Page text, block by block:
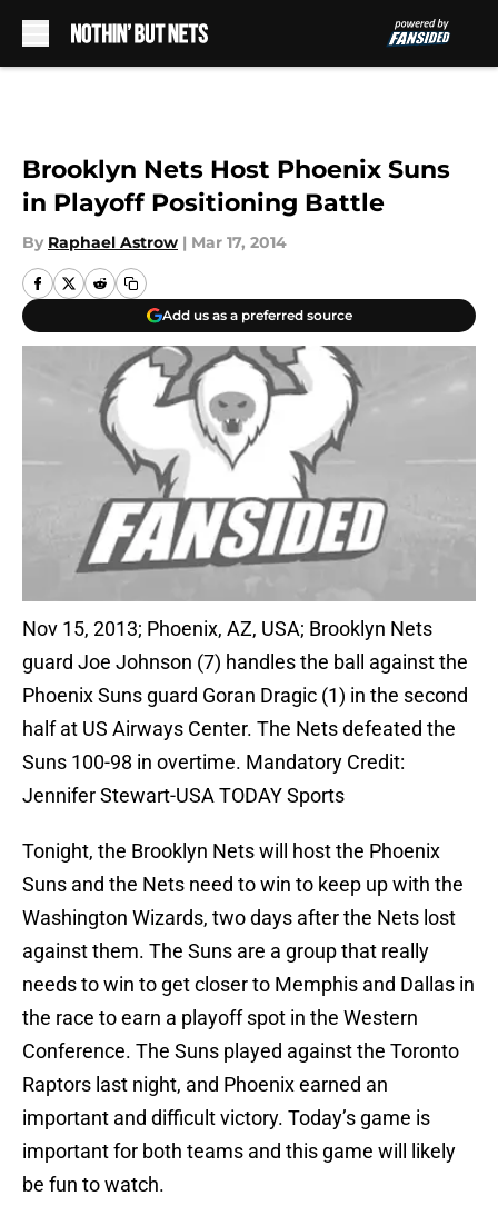
Brooklyn Nets Host Phoenix Suns
in Playoff Positioning Battle
By Raphael Astrow | Mar 17, 2014
Add us as a preferred source
Nov 15, 2013; Phoenix, AZ, USA; Brooklyn Nets
guard Joe Johnson (7) handles the ball against the
Phoenix Suns guard Goran Dragic (1) in the second
half at US Airways Center. The Nets defeated the
Suns 100-98 in overtime. Mandatory Credit:
Jennifer Stewart-USA TODAY Sports
Tonight, the Brooklyn Nets will host the Phoenix
Suns and the Nets need to win to keep up with the
Washington Wizards, two days after the Nets lost
against them. The Suns are a group that really
needs to win to get closer to Memphis and Dallas in
the race to earn a playoff spot in the Western
Conference. The Suns played against the Toronto
Raptors last night, and Phoenix earned an
important and difficult victory. Today’s game is
important for both teams and this game will likely
be fun to watch.